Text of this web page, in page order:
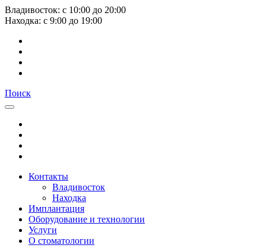
Владивосток: с 10:00 до 20:00
Находка: с 9:00 до 19:00
Поиск
Контакты
Владивосток
Находка
Имплантация
Оборудование и технологии
Услуги
О стоматологии